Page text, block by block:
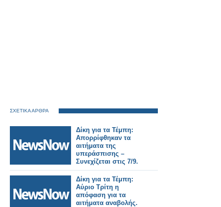
ΣΧΕΤΙΚΑ ΑΡΘΡΑ
Δίκη για τα Τέμπη:
Απορρίφθηκαν τα
αιτήματα της
υπεράσπισης –
Συνεχίζεται στις 7/9.
Δίκη για τα Τέμπη:
Αύριο Τρίτη η
απόφαση για τα
αιτήματα αναβολής.